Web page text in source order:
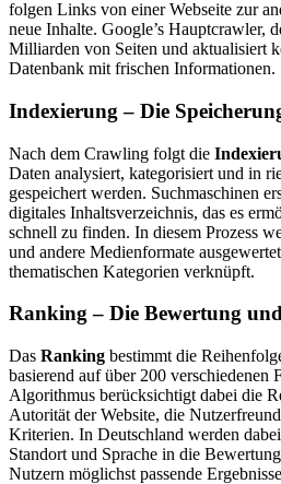
folgen Links von einer Webseite zur
neue Inhalte. Google’s Hauptcrawler,
Milliarden von Seiten und aktualisiert
Datenbank mit frischen Informationen.
Indexierung – Die
Nach dem Crawling folgt die
Daten analysiert, kategorisiert und in
gespeichert werden. Suchmaschinen
digitales Inhaltsverzeichnis, das es
schnell zu finden. In diesem Prozess
und andere Medienformate
thematischen Kategorien verknüpft.
Ranking – Die Bewertung
Das Ranking bestimmt die
basierend auf über 200 verschiedenen
Algorithmus berücksichtigt dabei die
Autorität der Website, die
Kriterien. In Deutschland werden
Standort und Sprache in die
Nutzern möglichst passende